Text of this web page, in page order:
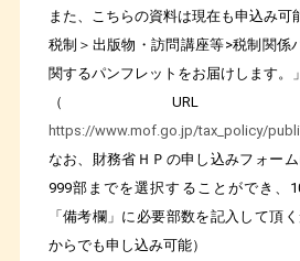
また、こちらの資料は現在も申込み可
税制＞出版物・訪問講座等>税制関係
関するパンフレットをお届けします。」
（ URL
https://www.mof.go.jp/tax_policy/
なお、財務省ＨＰの申し込みフォー
999部までを選択することができ、
「備考欄」に必要部数を記入して頂
からでも申し込み可能）